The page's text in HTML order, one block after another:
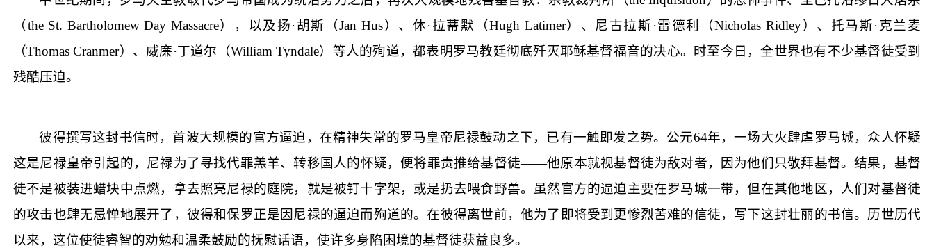
（the St. Bartholomew Day Massacre），以及扬·胡斯（Jan Hus）、休·拉蒂默（Hugh Latimer）、尼古拉斯·雷德利（Nicholas Ridley）、托马斯·克兰麦
（Thomas Cranmer）、威廉·丁道尔（William Tyndale）等人的殉道，都表明罗马教廷彻底歼灭耶稣基督福音的决心。时至今日，全世界也有不少基督徒受到
残酷压迫。
彼得撰写这封书信时，首波大规模的官方逼迫，在精神失常的罗马皇帝尼禄鼓动之下，已有一触即发之势。公元64年，一场大火肆虐罗马城，众人怀疑
这是尼禄皇帝引起的，尼禄为了寻找代罪羔羊、转移国人的怀疑，便将罪责推给基督徒——他原本就视基督徒为敌对者，因为他们只敬拜基督。结果，基督
徒不是被装进蜡块中点燃，拿去照亮尼禄的庭院，就是被钉十字架，或是扔去喂食野兽。虽然官方的逼迫主要在罗马城一带，但在其他地区，人们对基督徒
的攻击也肆无忌惮地展开了，彼得和保罗正是因尼禄的逼迫而殉道的。在彼得离世前，他为了即将受到更惨烈苦难的信徒，写下这封壮丽的书信。历世历代
以来，这位使徒睿智的劝勉和温柔鼓励的抚慰话语，使许多身陷困境的基督徒获益良多。